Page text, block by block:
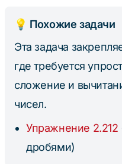
💡 Похожие задачи
Эта задача
где требуется
сложение и
чисел.
Упражнение 2.212
дробями)